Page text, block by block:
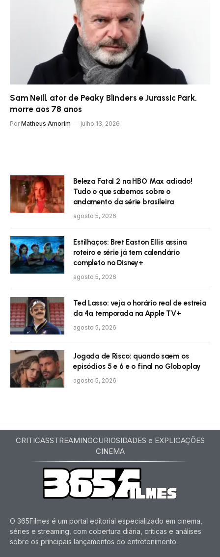
Sam Neill, ator de Peaky Blinders e Jurassic Park,
morre aos 78 anos
Por Matheus Amorim julho 13, 2026
Beleza Fatal 2 na HBO Max adiado!
Tudo o que sabemos sobre o
andamento da série brasileira
agosto 5, 2026
Estilhaços: Bret Easton Ellis assina
roteiro e série já tem calendário
completo no Disney+
agosto 5, 2026
Ted Lasso: veja o horário real de estreia
da 4ª temporada na Apple TV+
agosto 5, 2026
Jogada de Risco: quando saem os
episódios 5 e 6 e o final no Globoplay
agosto 5, 2026
CRITICASSTREAMINGCURIOSIDADES e EXPLICAÇÕES
CINEMA
O 365Filmes é um portal editorial especializado em cinema,
séries e streaming, com cobertura diária, críticas e análises
sobre os principais lançamentos do entretenimento.